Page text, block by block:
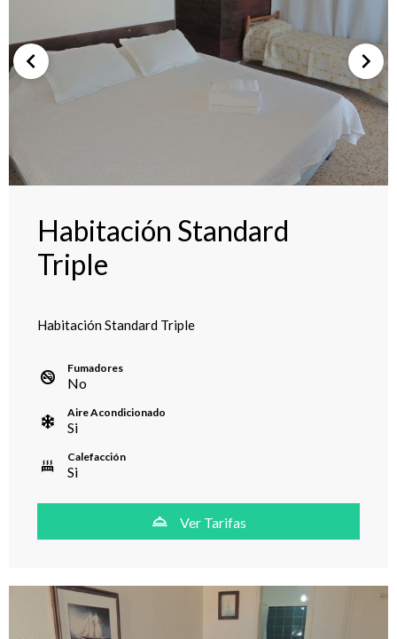
Habitación Standard
Triple
Habitación Standard Triple
Fumadores
No
Aire Acondicionado
Si
Calefacción
Si
Ver Tarifas